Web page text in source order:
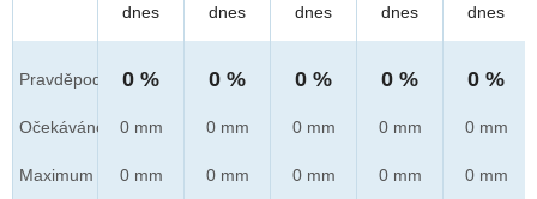
Pravděpod.
Očekáváno
Maximum
dnes
0 %
0 mm
0 mm
dnes
0 %
0 mm
0 mm
dnes
0 %
0 mm
0 mm
dnes
0 %
0 mm
0 mm
dnes
0 %
0 mm
0 mm